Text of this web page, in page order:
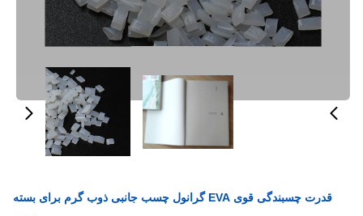
قدرت چسبندگی قوی EVA گرانول چسب جانبی ذوب گرم برای بسته